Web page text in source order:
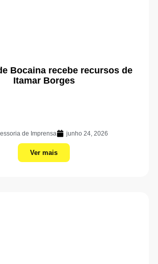
Bocaina recebe recursos de
Itamar Borges
de Imprensa junho 24, 2026
Ver mais